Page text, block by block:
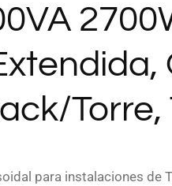
Torre,
para instalaciones de